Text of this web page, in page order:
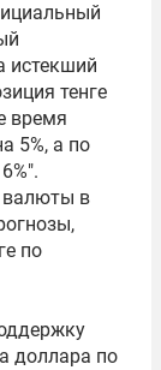
истекший
тенге
время
5%, а по
валюты в
по
доллара по